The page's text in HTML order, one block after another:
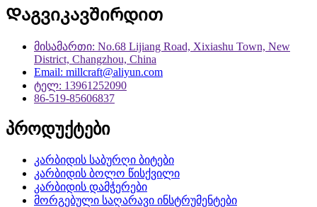
Დაგვიკავშირდით
მისამართი: No.68 Lijiang Road, Xixiashu Town, New
District, Changzhou, China
Email: millcraft@aliyun.com
ტელ: 13961252090
86-519-85606837
პროდუქტები
კარბიდის საბურღი ბიტები
კარბიდის ბოლო წისქვილი
კარბიდის დამჭერები
მორგებული საღარავი ინსტრუმენტები